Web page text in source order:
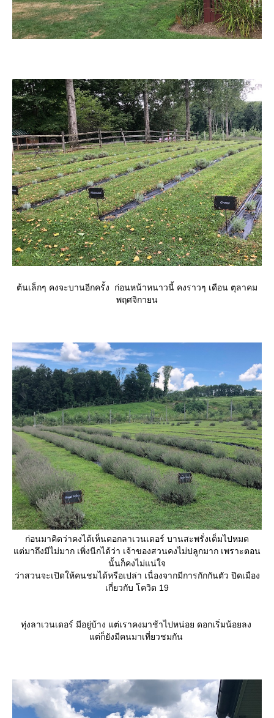
ต้นเล็กๆ คงจะบานอีกครั้ง ก่อนหน้าหนาวนี้ คงราวๆ เดือน ตุลาคม
พฤศจิกายน
ก่อนมาคิดว่าคงได้เห็นดอกลาเวนเดอร์ บานสะพรั่งเต็มไปหมด
ต่มาถึงมีไม่มาก เพิ่งนีกได้ว่า เจ้าของสวนคงไม่ปลูกมาก เพราะตอน
นั้นก็คงไม่แน่ใจ
ว่าสวนจะเปิดให้คนชมได้หรือเปล่า เนื่องจากมีการกักกันตัว ปิดเมือง
เกี่ยวกับ โควิด 19
ทุ่งลาเวนเดอร์ มีอยู่บ้าง แต่เราคงมาช้าไปหน่อย ดอกเริ่มน้อยลง
ต่ก็ยังมีคนมาเที่ยวชมกัน